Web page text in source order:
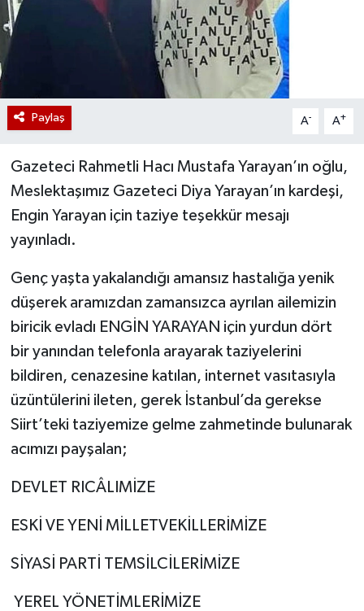
Paylaş A- A+
Gazeteci Rahmetli Hacı Mustafa Yarayan’ın oğlu,
Meslektaşımız Gazeteci Diya Yarayan’ın kardeşi,
Engin Yarayan için taziye teşekkür mesajı
yayınladı.
Genç yaşta yakalandığı amansız hastalığa yenik
düşerek aramızdan zamansızca ayrılan ailemizin
biricik evladı ENGİN YARAYAN için yurdun dört
bir yanından telefonla arayarak taziyelerini
bildiren, cenazesine katılan, internet vasıtasıyla
üzüntülerini ileten, gerek İstanbul’da gerekse
Siirt’teki taziyemize gelme zahmetinde bulunarak
acımızı payşalan;
DEVLET RICÂLIMİZE
ESKİ VE YENİ MİLLETVEKİLLERİMİZE
SİYASİ PARTİ TEMSİLCİLERİMİZE
YEREL YÖNETİMLERİMİZE